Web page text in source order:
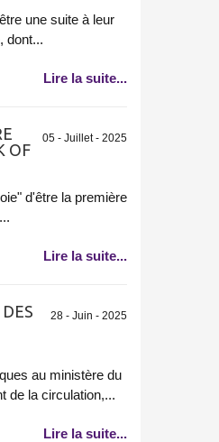
une suite à leur
dont...
Lire la suite...
05 - Juillet - 2025
OF
d'être la première
Lire la suite...
28 - Juin - 2025
au ministère du
de la circulation,...
Lire la suite...